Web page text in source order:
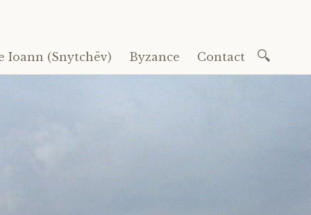
Ioann (Snytchëv) Byzance Contact